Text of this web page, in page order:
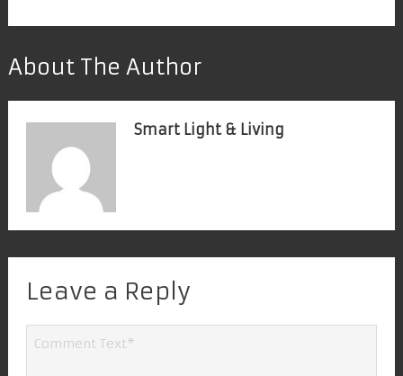
About The Author
Smart Light & Living
Leave a Reply